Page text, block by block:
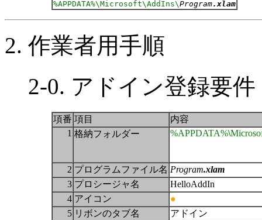
%APPDATA%\Microsoft\AddIns\Program.xlam
2. 作業者用手順
2-0. アドイン登録要件
項番 項目
内容
1 格納フォルダー %APPDATA%\
2 プログラムファイル名 Program.xlam
3 プロシージャ名
HelloAddIn
4 アイコン
●
5 リボンのタブ名
アドイン